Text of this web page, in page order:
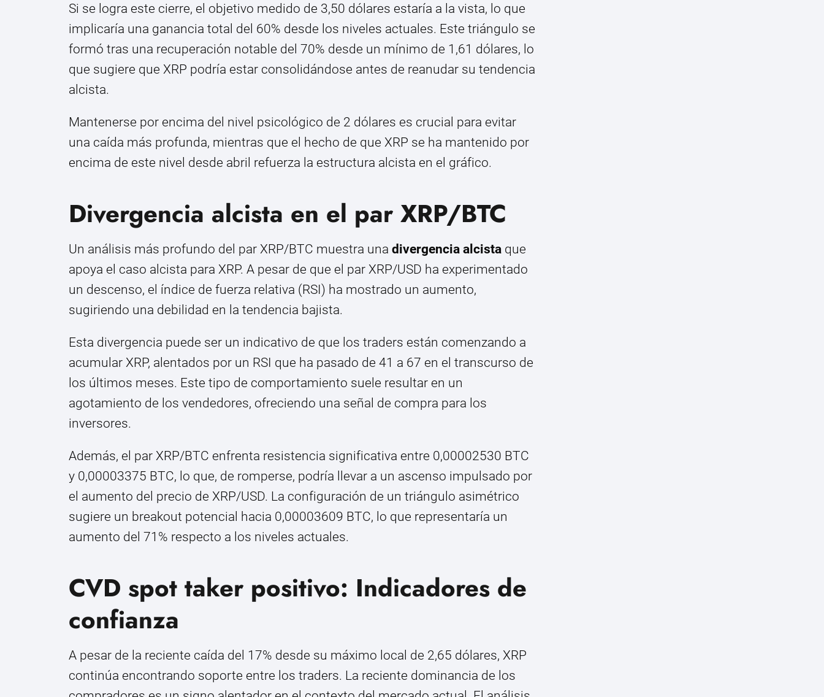
Si se logra este cierre, el objetivo medido de 3,50 dólares estaría a la vista, lo que
implicaría una ganancia total del 60% desde los niveles actuales. Este triángulo se
formó tras una recuperación notable del 70% desde un mínimo de 1,61 dólares, lo
que sugiere que XRP podría estar consolidándose antes de reanudar su tendencia
alcista.
Mantenerse por encima del nivel psicológico de 2 dólares es crucial para evitar
una caída más profunda, mientras que el hecho de que XRP se ha mantenido por
encima de este nivel desde abril refuerza la estructura alcista en el gráfico.
Divergencia alcista en el par XRP/BTC
Un análisis más profundo del par XRP/BTC muestra una divergencia alcista que
apoya el caso alcista para XRP. A pesar de que el par XRP/USD ha experimentado
un descenso, el índice de fuerza relativa (RSI) ha mostrado un aumento,
sugiriendo una debilidad en la tendencia bajista.
Esta divergencia puede ser un indicativo de que los traders están comenzando a
acumular XRP, alentados por un RSI que ha pasado de 41 a 67 en el transcurso de
los últimos meses. Este tipo de comportamiento suele resultar en un
agotamiento de los vendedores, ofreciendo una señal de compra para los
inversores.
Además, el par XRP/BTC enfrenta resistencia significativa entre 0,00002530 BTC
y 0,00003375 BTC, lo que, de romperse, podría llevar a un ascenso impulsado por
el aumento del precio de XRP/USD. La configuración de un triángulo asimétrico
sugiere un breakout potencial hacia 0,00003609 BTC, lo que representaría un
aumento del 71% respecto a los niveles actuales.
CVD spot taker positivo: Indicadores de
confianza
A pesar de la reciente caída del 17% desde su máximo local de 2,65 dólares, XRP
continúa encontrando soporte entre los traders. La reciente dominancia de los